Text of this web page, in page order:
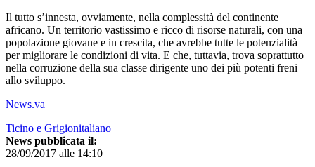
Il tutto s’innesta, ovviamente, nella complessità del continente
africano. Un territorio vastissimo e ricco di risorse naturali, con una
popolazione giovane e in crescita, che avrebbe tutte le potenzialità
per migliorare le condizioni di vita. E che, tuttavia, trova soprattutto
nella corruzione della sua classe dirigente uno dei più potenti freni
allo sviluppo.
News.va
Ticino e Grigionitaliano
News pubblicata il:
28/09/2017 alle 14:10